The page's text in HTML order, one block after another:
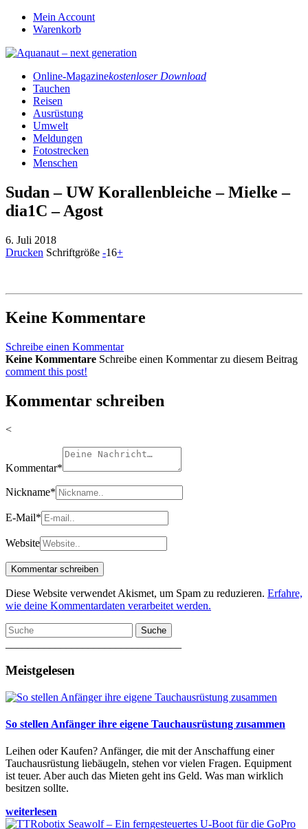
Mein Account
Warenkorb
Online-Magazinekostenloser Download
Tauchen
Reisen
Ausrüstung
Umwelt
Meldungen
Fotostrecken
Menschen
Sudan – UW Korallenbleiche – Mielke –
dia1C – Agost
6. Juli 2018
Drucken Schriftgröße -16+
Keine Kommentare
Schreibe einen Kommentar
Keine Kommentare Schreibe einen Kommentar zu diesem Beitrag
comment this post!
Kommentar schreiben
<
Kommentar*
Nickname*
E-Mail*
Website
Diese Website verwendet Akismet, um Spam zu reduzieren. Erfahre,
wie deine Kommentardaten verarbeitet werden.
Suche
Meistgelesen
So stellen Anfänger ihre eigene Tauchausrüstung zusammen
Leihen oder Kaufen? Anfänger, die mit der Anschaffung einer
Tauchausrüstung liebäugeln, stehen vor vielen Fragen. Equipment
ist teuer. Aber auch das Mieten geht ins Geld. Was man wirklich
besitzen sollte.
weiterlesen